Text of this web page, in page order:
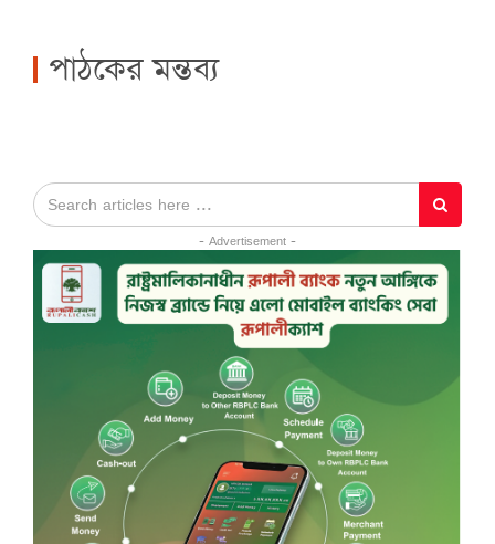
পাঠকের মন্তব্য
- Advertisement -